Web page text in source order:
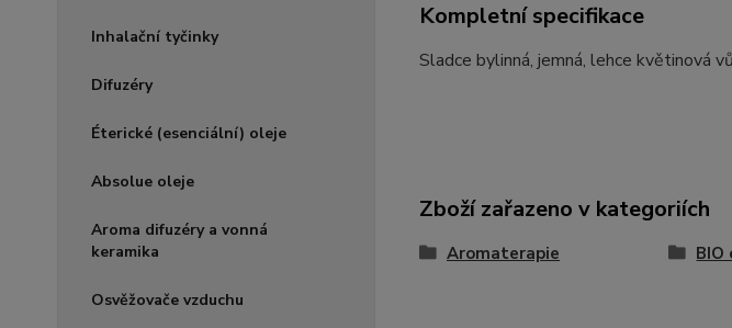
Inhalační tyčinky
Difuzéry
Éterické (esenciální) oleje
Absolue oleje
Aroma difuzéry a vonná
keramika
Osvěžovače vzduchu
Kompletní specifikace
Sladce bylinná, jemná, lehce květinová
Zboží zařazeno v kategoriích
Aromaterapie BIO